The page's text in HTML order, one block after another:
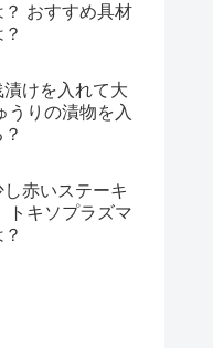
おすすめ具材
けを入れて大
うりの漬物を入
赤いステーキ
トキソプラズマ